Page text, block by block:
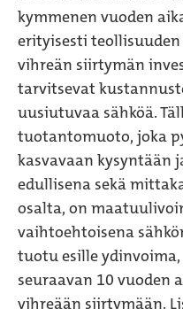
kymmenen vuoden
erityisesti
vihreän siirtymän
tarvitsevat
uusiutuvaa sähköä.
tuotantomuoto, joka
kasvavaan kysyntään
edullisena sekä
osalta, on
vaihtoehtoisena
tuotu esille
seuraavan 10 vuoden
vihreään siirtymään.